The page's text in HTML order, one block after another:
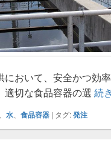
において、安全かつ効
適切な食品容器の選 続
水 食品容器 | タグ:発注